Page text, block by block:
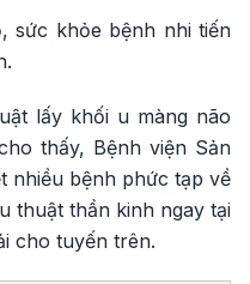
sức khỏe bệnh nhi tiến
lấy khối u màng não
thấy, Bệnh viện Sản
nhiều bệnh phức tạp về
thuật thần kinh ngay tại
cho tuyến trên.